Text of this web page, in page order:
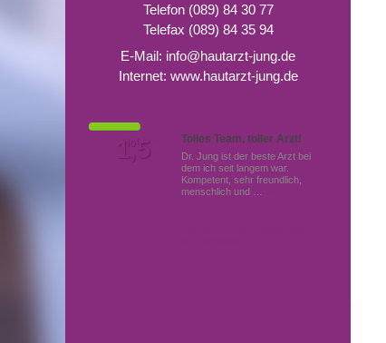
Telefon (089) 84 30 77
Telefax (089) 84 35 94
E-Mail: info@hautarzt-jung.de
Internet: www.hautarzt-jung.de
Tolles Team, toller Arzt!
Dr. Jung ist der beste Arzt bei
dem ich seit langem war.
Kompetent, sehr freundlich,
menschlich und …
Von Patienten
bewertet mit
Note
1,5